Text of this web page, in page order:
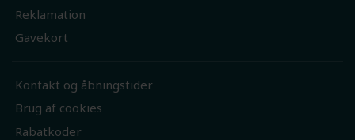
Reklamation
Gavekort
Kontakt og åbningstider
Brug af cookies
Rabatkoder